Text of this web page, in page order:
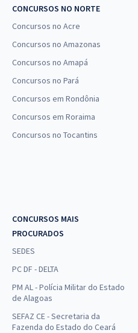
CONCURSOS NO NORTE
Concursos no Acre
Concursos no Amazonas
Concursos no Amapá
Concursos no Pará
Concursos em Rondônia
Concursos em Roraima
Concursos no Tocantins
CONCURSOS MAIS
PROCURADOS
SEDES
PC DF - DELTA
PM AL - Polícia Militar do Estado
de Alagoas
SEFAZ CE - Secretaria da
Fazenda do Estado do Ceará